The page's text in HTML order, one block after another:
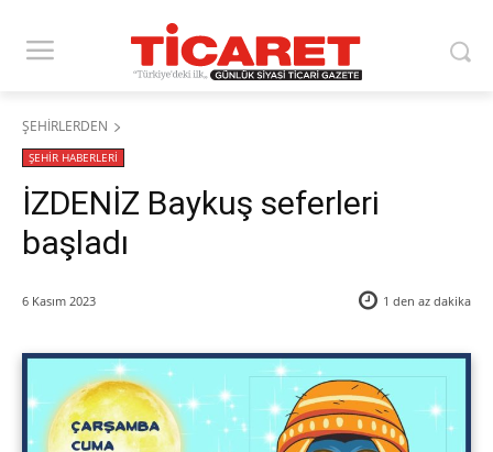
ŞEHİRLERDEN
ŞEHİR HABERLERİ
İZDENİZ Baykuş seferleri
başladı
6 Kasım 2023 1 den az dakika